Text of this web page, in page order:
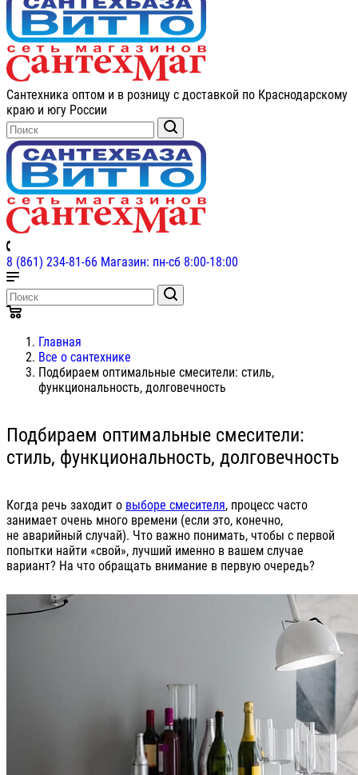
Сантехника оптом и в розницу с доставкой по Краснодарскому
краю и югу России
8 (861) 234-81-66 Магазин: пн-сб 8:00-18:00
Главная
Все о сантехнике
Подбираем оптимальные смесители: стиль,
функциональность, долговечность
Подбираем оптимальные смесители:
стиль, функциональность, долговечность
Когда речь заходит о выборе смесителя, процесс часто
занимает очень много времени (если это, конечно,
не аварийный случай). Что важно понимать, чтобы с первой
попытки найти «свой», лучший именно в вашем случае
вариант? На что обращать внимание в первую очередь?